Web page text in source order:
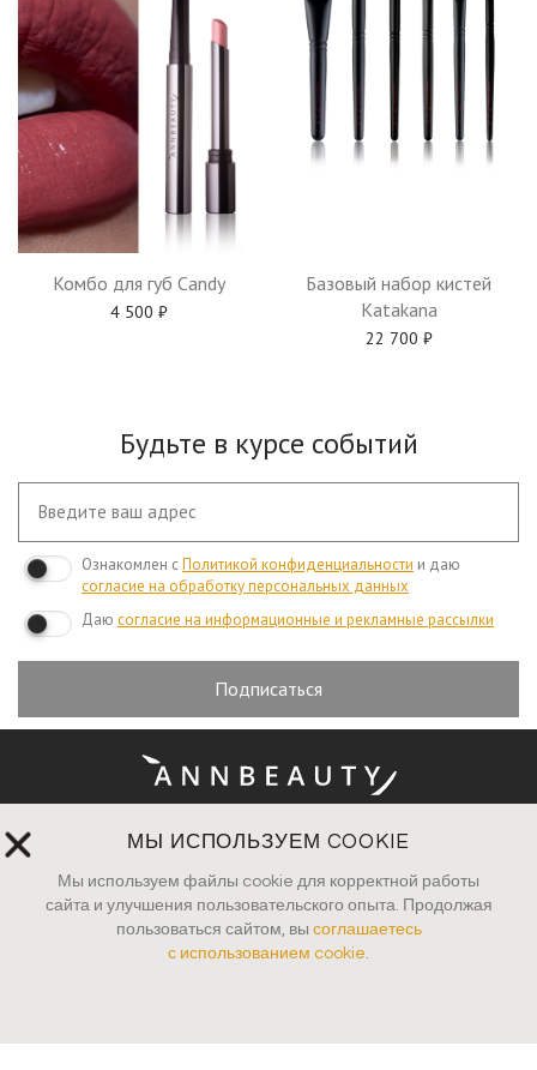
Комбо для губ Candy
4 500 ₽
Базовый набор кистей
Katakana
22 700 ₽
Будьте в курсе событий
Ознакомлен сПолитикой конфиденциальности и даю
согласие на обработку персональных данных
Даю согласие на информационные и рекламные рассылки
Подписаться
Оплата и доставка
Вопросы и ответы
Руководство по уходу
МЫ ИСПОЛЬЗУЕМ COOKIE
Мы используем файлы cookie для корректной работы
сайта и улучшения пользовательского опыта. Продолжая
пользоваться сайтом, вы соглашаетесь
с использованием cookie.